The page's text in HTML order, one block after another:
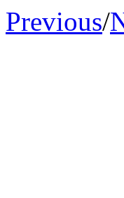
Previous/